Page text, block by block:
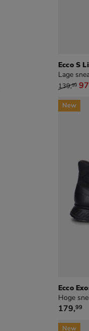
Ecco S
Lage
van €
139,99 97
Ecco
Hoge
€ 179,99
179,99
New
New